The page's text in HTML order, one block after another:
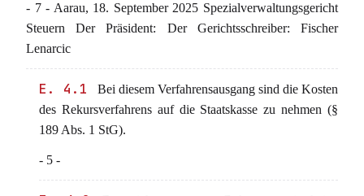
- 7 - Aarau, 18. September 2025 Spezialverwaltungsgericht
Steuern Der Präsident: Der Gerichtsschreiber: Fischer
Lenarcic
E. 4.1
Bei diesem Verfahrensausgang sind die Kosten
des Rekursverfahrens auf die Staatskasse zu nehmen (§
189 Abs. 1 StG).
- 5 -